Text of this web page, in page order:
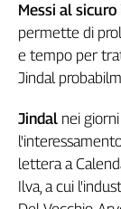
Progress
L'Italia
nel
Lavoro
Abruzzo-
Molise
Alto
Adige
Messi al
permette di
e tempo per
Jindal
Jindal nei
lettera a
Ilva, a cui